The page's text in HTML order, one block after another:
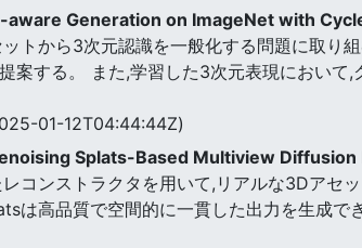
Generation on ImageNet with
トから3次元認識を一般化する問題に取り
案する。 また,学習した3次元表現におい
01-12T04:44:44Z)
Splats-Based Multiview Diffusion
コンストラクタを用いて,リアルな3Dアセ
は高品質で空間的に一貫した出力を生成